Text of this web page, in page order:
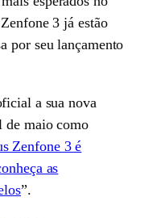
3 já estão
por seu lançamento
a sua nova
de maio como
Zenfone 3 é
as
”.